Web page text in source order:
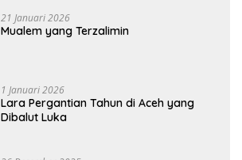
21 Januari 2026
Mualem yang Terzalimin
1 Januari 2026
Lara Pergantian Tahun di Aceh yang
Dibalut Luka